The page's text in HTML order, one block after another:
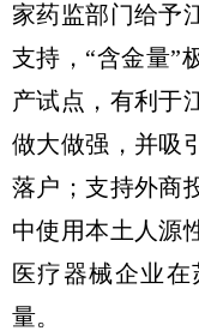
家药监部门给予
支持，“含金量”
产试点，有利于
做大做强，并吸
落户；支持外商
中使用本土人源
医疗器械企业
量。